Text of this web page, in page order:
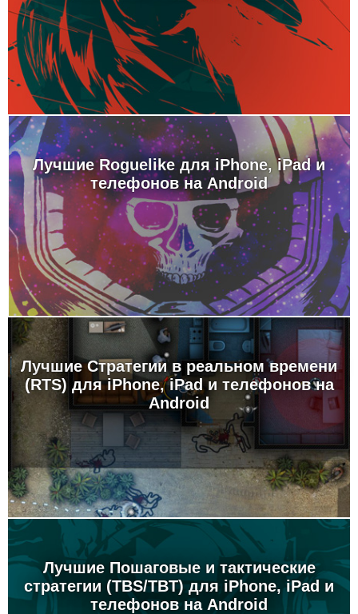
Лучшие Roguelike для iPhone, iPad и
телефонов на Android
Лучшие Стратегии в реальном времени
(RTS) для iPhone, iPad и телефонов на
Android
Лучшие Пошаговые и тактические
стратегии (TBS/TBT) для iPhone, iPad и
телефонов на Android